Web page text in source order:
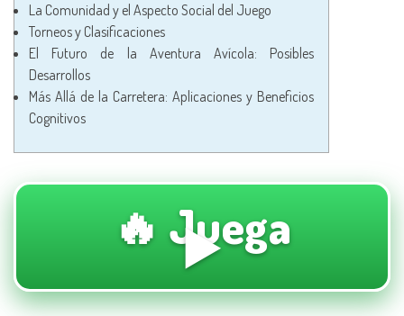
La Comunidad y el Aspecto Social del Juego
Torneos y Clasificaciones
El Futuro de la Aventura Avícola: Posibles
Desarrollos
Más Allá de la Carretera: Aplicaciones y Beneficios
Cognitivos
🔥 Juega
▶️